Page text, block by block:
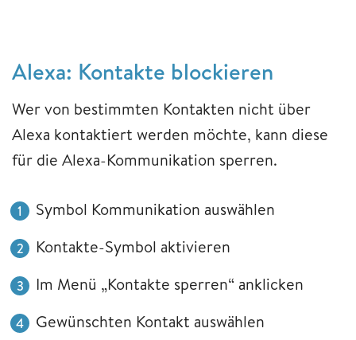
Alexa: Kontakte blockieren
Wer von bestimmten Kontakten nicht über
Alexa kontaktiert werden möchte, kann diese
für die Alexa-Kommunikation sperren.
Symbol Kommunikation auswählen
Kontakte-Symbol aktivieren
Im Menü „Kontakte sperren“ anklicken
Gewünschten Kontakt auswählen